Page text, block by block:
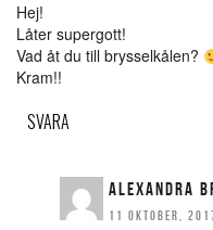
Hej!
Låter supergott!
Vad åt du till brysselkålen?
Kram!!
SVARA
ALEXANDRA
11 OKTOBER,